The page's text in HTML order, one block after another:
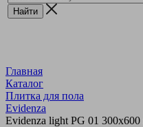
Главная
Каталог
Плитка для пола
Evidenza
Evidenza light PG 01 300х600